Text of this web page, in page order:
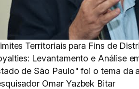
Territoriais para Fins de
Levantamento e Análise
de São Paulo" foi o tema da
Omar Yazbek Bitar